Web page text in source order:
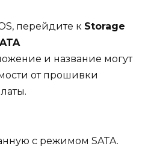
перейдите к Storage
и название могут
от прошивки
с режимом SATA.